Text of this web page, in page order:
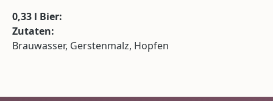
0,33 l Bier:
Zutaten:
Brauwasser, Gerstenmalz, Hopfen